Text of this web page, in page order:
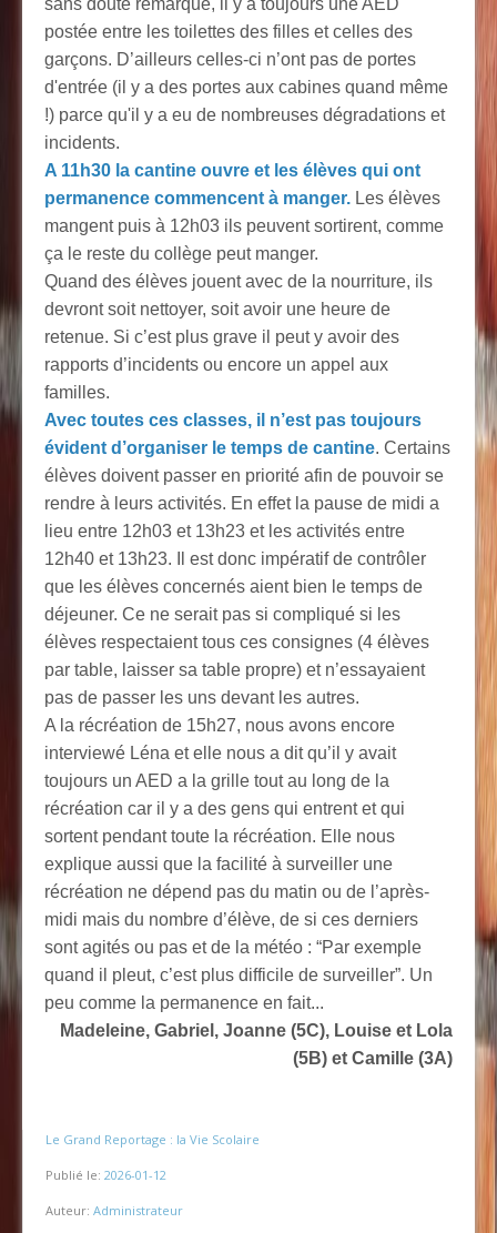
postée entre les toilettes des filles et celles des
garçons. D’ailleurs celles-ci n’ont pas de portes
d'entrée (il y a des portes aux cabines quand même
!) parce qu'il y a eu de nombreuses dégradations et
incidents.
A 11h30 la cantine ouvre et les élèves qui ont
permanence commencent à manger. Les élèves
mangent puis à 12h03 ils peuvent sortirent, comme
ça le reste du collège peut manger.
Quand des élèves jouent avec de la nourriture, ils
devront soit nettoyer, soit avoir une heure de
retenue. Si c’est plus grave il peut y avoir des
rapports d’incidents ou encore un appel aux
familles.
Avec toutes ces classes, il n’est pas toujours
évident d’organiser le temps de cantine. Certains
élèves doivent passer en priorité afin de pouvoir se
rendre à leurs activités. En effet la pause de midi a
lieu entre 12h03 et 13h23 et les activités entre
12h40 et 13h23. Il est donc impératif de contrôler
que les élèves concernés aient bien le temps de
déjeuner. Ce ne serait pas si compliqué si les
élèves respectaient tous ces consignes (4 élèves
par table, laisser sa table propre) et n’essayaient
pas de passer les uns devant les autres.
A la récréation de 15h27, nous avons encore
interviewé Léna et elle nous a dit qu’il y avait
toujours un AED a la grille tout au long de la
récréation car il y a des gens qui entrent et qui
sortent pendant toute la récréation. Elle nous
explique aussi que la facilité à surveiller une
récréation ne dépend pas du matin ou de l’après-
midi mais du nombre d’élève, de si ces derniers
sont agités ou pas et de la météo : “Par exemple
quand il pleut, c’est plus difficile de surveiller”. Un
peu comme la permanence en fait...
Madeleine, Gabriel, Joanne (5C), Louise et Lola
(5B) et Camille (3A)
Le Grand Reportage : la Vie Scolaire
Publié le: 2026-01-12
Auteur: Administrateur